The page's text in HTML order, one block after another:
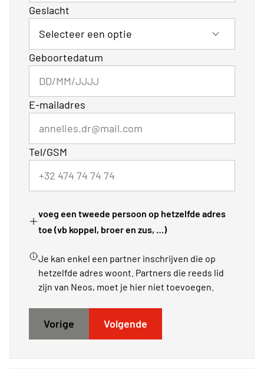
Geslacht
Geboortedatum
E-mailadres
Tel/GSM
voeg een tweede persoon op hetzelfde adres
toe (vb koppel, broer en zus, …)
Je kan enkel een partner inschrijven die op
hetzelfde adres woont. Partners die reeds lid
zijn van Neos, moet je hier niet toevoegen.
Vorige Volgende